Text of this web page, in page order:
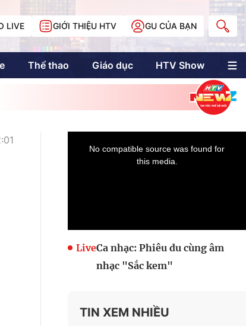
LIVE GIỚI THIỆU HTV GU CỦA BẠN
Thể thao Giáo dục HTV Show
xe đạp
Multimedia
Multiform
Doanh nhân Sài
Gòn
LiveCa nhạc: Phiêu du cùng âm
nhạc "Sắc kem"
TIN XEM NHIỀU